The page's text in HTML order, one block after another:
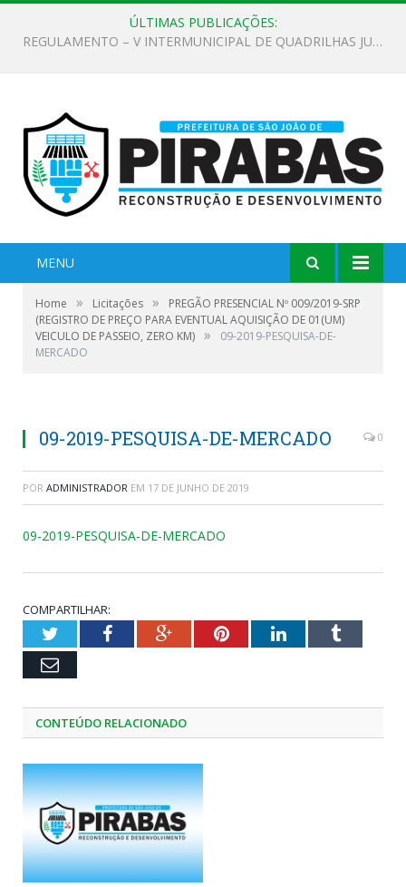
ÚLTIMAS PUBLICAÇÕES:
EDITAL DE CHAMAMENTO PÚBLICO Nº 02/2026
MENU
Home » Licitações »
PREGÃO PRESENCIAL Nº 009/2019-SRP
(REGISTRO DE PREÇO PARA EVENTUAL AQUISIÇÃO DE 01(UM)
VEICULO DE PASSEIO, ZERO KM) »
09-2019-PESQUISA-DE-
MERCADO
09-2019-PESQUISA-DE-MERCADO 0
POR ADMINISTRADOR EM 17 DE JUNHO DE 2019
09-2019-PESQUISA-DE-MERCADO
COMPARTILHAR:
TwitterFacebookGoogle+PinterestLinkedInTumblr
Email
CONTEÚDO RELACIONADO